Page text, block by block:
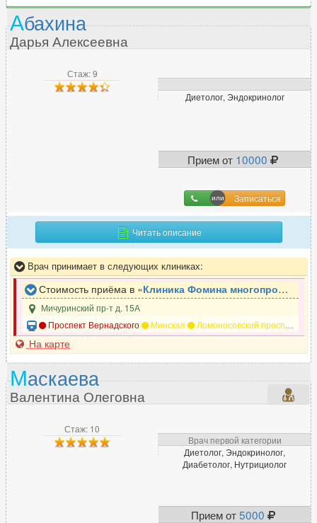
Д
Дерматовенеролог 610
Дерматолог
Диабетолог 23
71
К
Кардиолог
Кинезиолог 37
Колопроктолог
Косметолог 925
Косметолог-дерматолог
Л
Лимфолог 9
64
Стаж: 9
Диетолог, Эндокринолог
Прием от 10000
Записаться
Абахина
Дарья Алексеевна
Читать описание
Врач принимает в следующих клиниках:
Стоимость приёма в «Клиника Фомина многопрофильный медицинский центр
Мичуринский пр-т д. 15А
Проспект Вернадского
Минская Ломоносовский проспект
На карте
Стаж: 10
Врач первой категории
Диетолог, Эндокринолог,
Диабетолог, Нутрициолог
Прием от5000
Маскаева
Валентина Олеговна